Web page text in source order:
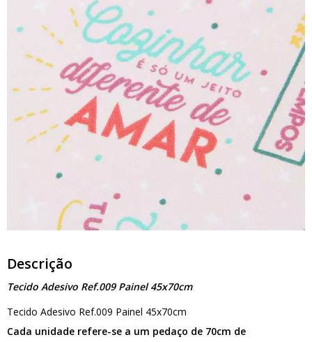
Descrição
Tecido Adesivo Ref.009 Painel 45x70cm
Tecido Adesivo Ref.009 Painel 45x70cm
Cada unidade refere-se a um pedaço de 70cm de